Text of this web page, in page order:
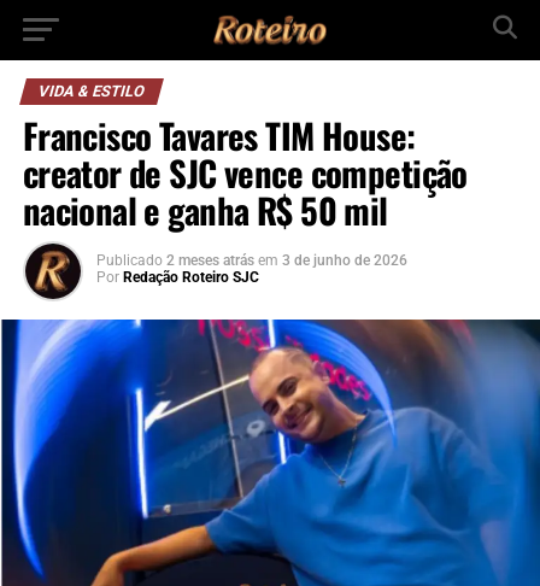
VIDA & ESTILO
Francisco Tavares TIM House:
creator de SJC vence competição
nacional e ganha R$ 50 mil
Publicado 2 meses atrás em 3 de junho de 2026
Por Redação Roteiro SJC